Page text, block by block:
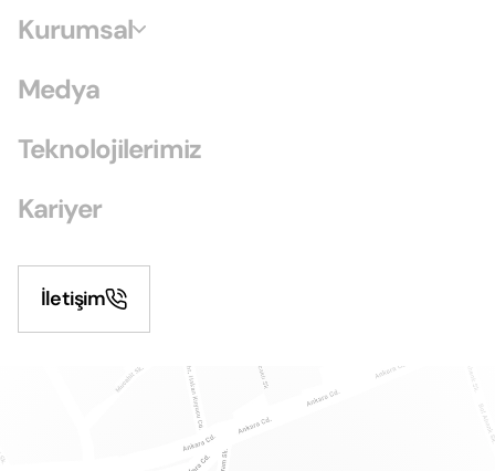
Kurumsal
Medya
Teknolojilerimiz
Kariyer
İletişim